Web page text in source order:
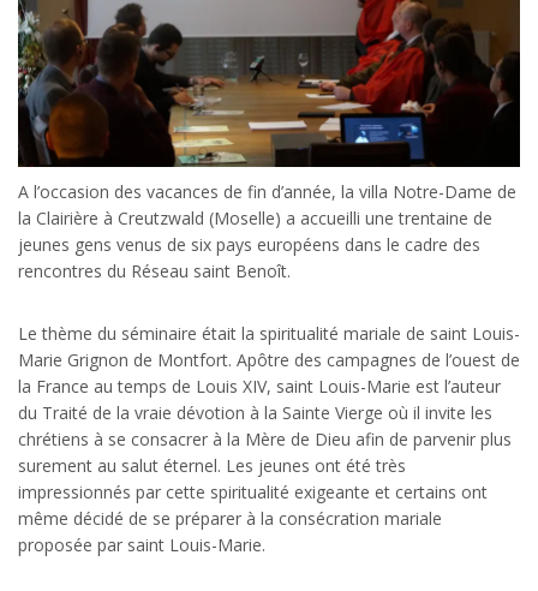
A l’occasion des vacances de fin d’année, la villa Notre-Dame de
la Clairière à Creutzwald (Moselle) a accueilli une trentaine de
jeunes gens venus de six pays européens dans le cadre des
rencontres du Réseau saint Benoît.
Le thème du séminaire était la spiritualité mariale de saint Louis-
Marie Grignon de Montfort. Apôtre des campagnes de l’ouest de
la France au temps de Louis XIV, saint Louis-Marie est l’auteur
du Traité de la vraie dévotion à la Sainte Vierge où il invite les
chrétiens à se consacrer à la Mère de Dieu afin de parvenir plus
surement au salut éternel. Les jeunes ont été très
impressionnés par cette spiritualité exigeante et certains ont
même décidé de se préparer à la consécration mariale
proposée par saint Louis-Marie.